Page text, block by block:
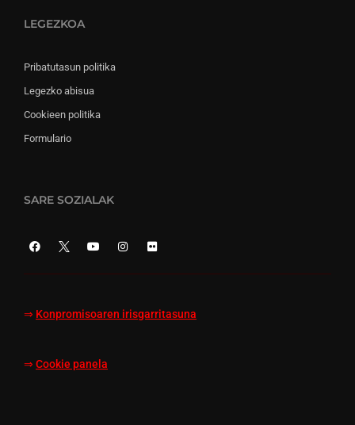
LEGEZKOA
Pribatutasun politika
Legezko abisua
Cookieen politika
Formulario
SARE SOZIALAK
⇒ Konpromisoaren irisgarritasuna
⇒ Cookie panela